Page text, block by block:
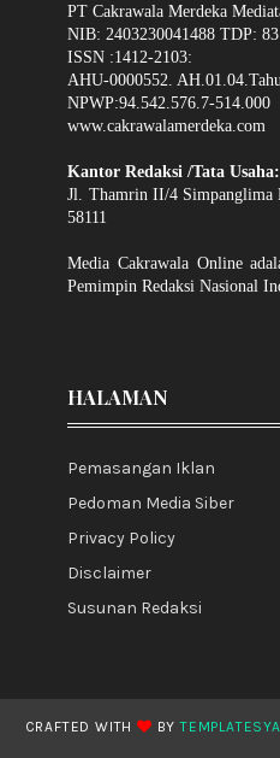
PT Cakrawala Merdeka
NIB: 2403230041488 TDP:
ISSN :1412-2103:
AHU-0000552.
NPWP:94.542.576.7-514.000
www.cakrawalamerdeka.com
Kantor Redaksi /Tata Usaha:
Jl. Thamrin II/4 Simpanglima
58111
Media Cakrawala Online
Pemimpin Redaksi Nasional
HALAMAN
Pemasangan Iklan
Pedoman Media Siber
Privacy Policy
Disclaimer
Susunan Redaksi
CRAFTED WITH BY